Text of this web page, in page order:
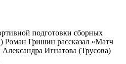
подготовки сборных
Гришин рассказал «Матч
Игнатова (Трусова)